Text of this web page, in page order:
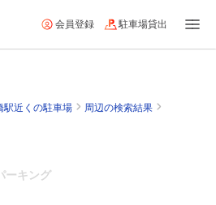
会員登録 駐車場貸出
駅近くの駐車場 周辺の検索結果
ーキング